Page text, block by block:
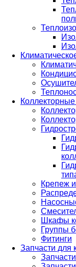
Крепеж
Шкафы
Группы
Фитинги
Запчасти для